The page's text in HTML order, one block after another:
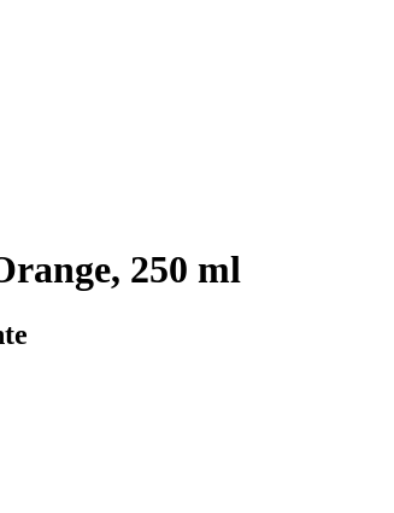
250 ml